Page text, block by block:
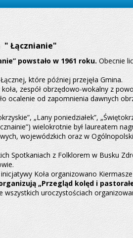
" Łącznianie"
powstało w 1961 roku. Obecnie
które później przejęła Gmina.
zespół obrzędowo-wokalny z
ocalenie od zapomnienia dawnych
„Lany poniedziałek”,
wielokrotnie był laureatem
wojewódzkich oraz w
Spotkaniach z Folklorem w Busku
Koła organizowano
„Przegląd kolęd i
wszystkich uroczystościach